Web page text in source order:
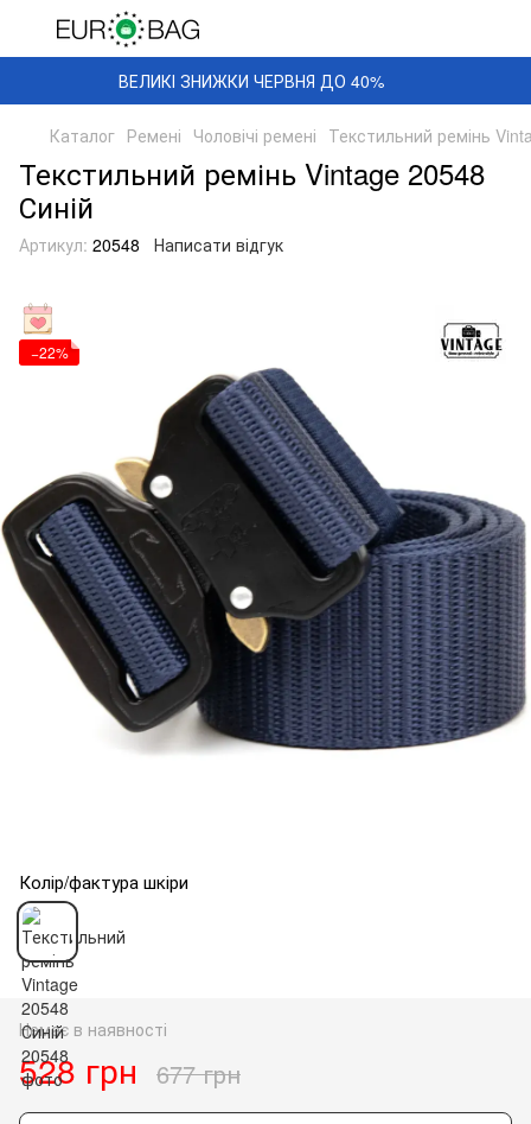
ВЕЛИКІ ЗНИЖКИ ЧЕРВНЯ ДО 40%
Каталог Ремені Чоловічі ремені Текстильний ремінь
Текстильний ремінь Vintage 20548
Синій
Артикул: 20548 Написати відгук
−22%
Колір/фактура шкіри
Немає в наявності
528 грн 677 грн